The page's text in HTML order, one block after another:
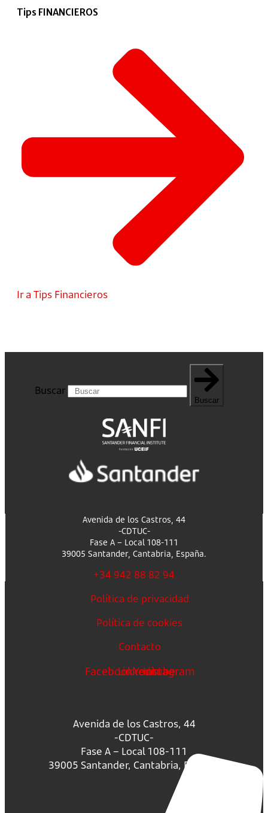
Tips FINANCIEROS
Ir a Tips Financieros
Buscar
Buscar
Avenida de los Castros, 44
-CDTUC-
Fase A – Local 108-111
39005 Santander, Cantabria, España.
+34 942 88 82 94
Política de privacidad
Política de cookies
Contacto
FacebookLinkedin
Youtube
Instagram
Avenida de los Castros, 44
-CDTUC-
Fase A – Local 108-111
39005 Santander, Cantabria, España.